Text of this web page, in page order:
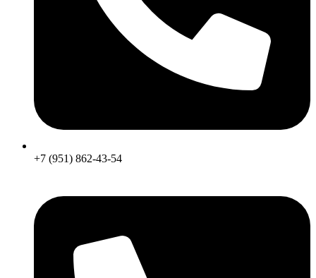
+7 (951) 862-43-54